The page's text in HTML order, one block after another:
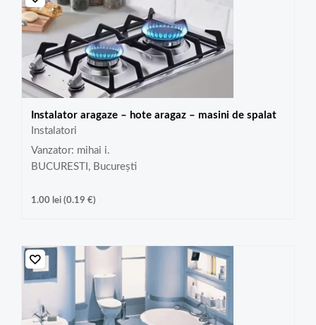
Instalator aragaze – hote aragaz – masini de spalat
Instalatori
Vanzator: mihai i.
BUCURESTI, București
1.00 lei(0.19 €)